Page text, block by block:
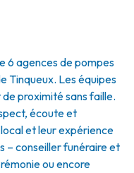
6 agences de pompes
Tinqueux. Les équipes
proximité sans faille.
écoute et
et leur expérience
– conseiller funéraire et
ou encore